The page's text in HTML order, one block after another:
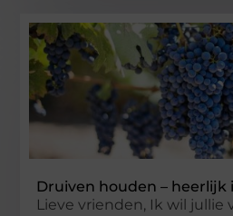
Druiven houden – heerlijk
Lieve vrienden, Ik wil jullie